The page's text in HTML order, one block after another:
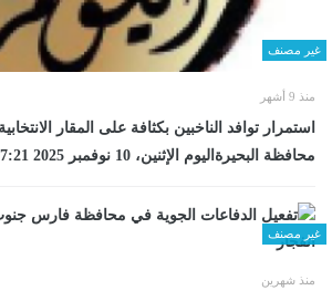
غير مصنف
منذ 9 أشهر
استمرار توافد الناخبين بكثافة على المقار
محافظة البحيرةاليوم الإثنين، 10 نوفمبر 2025 07:21 مـ
غير مصنف
منذ شهرين